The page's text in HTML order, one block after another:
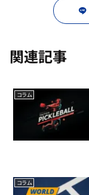
関連記事
コラム
コラム